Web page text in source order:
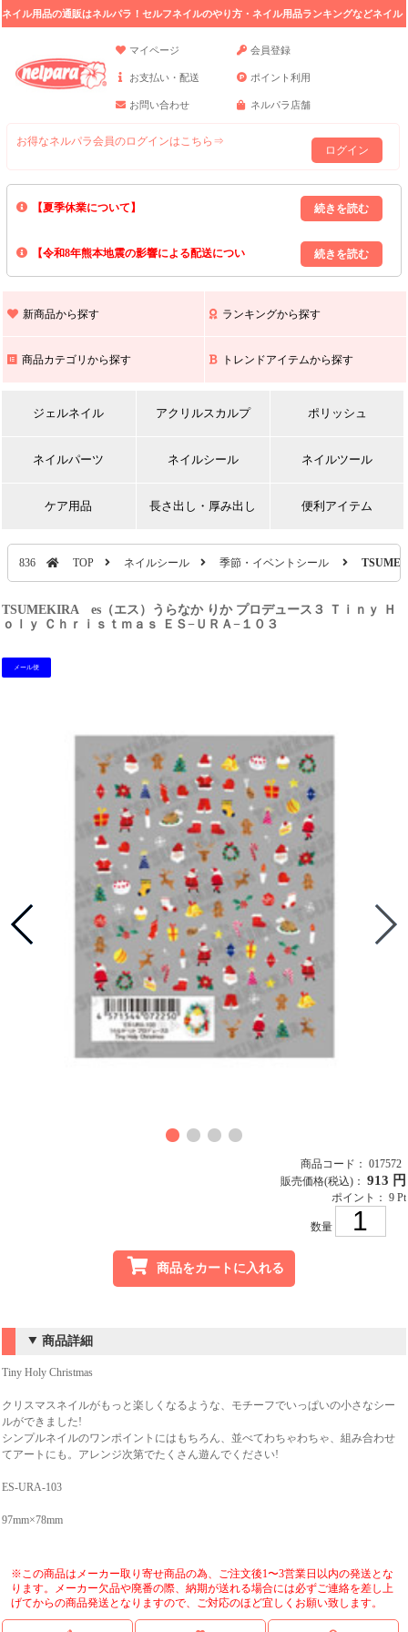
ネイル用品の通販はネルパラ！セルフネイルのやり方・ネイル用品ランキングなどネイル
マイページ
会員登録
お支払い・配送 ポイント利用
お問い合わせ ネルパラ店舗
お得なネルパラ会員のログインはこちら⇒
ログイン
【夏季休業について】
8/13(木)～8/16(日)の間｢出荷業務・お問い合わせ業務｣はお休みいたしま
上記期間中のご注文・お問い合わせは8/17(月)以降の対応となりますので
【令和8年熊本地震の影響による配送につい
また､ 九州全域でお荷物のお届けに遅延が生じております｡
新商品から探す ランキングから探す
商品カテゴリから探す トレンドアイテムから探す
ジェルネイル アクリルスカルプ ポリッシュ
ネイルパーツ ネイルシール ネイルツール
ケア用品 長さ出し・厚み出し 便利アイテム
836 TOP ネイルシール 季節・イベントシール
TSUMEKIRA es（エス）うらなか りか プロデュース３ Ｔｉｎｙ Ｈ
ｏｌｙ Ｃｈｒｉｓｔｍａｓ ＥＳ−ＵＲＡ−１０３
メール便
商品コード： 017572
販売価格(税込)： 913 円
ポイント： 9 Pt
数量
商品をカートに入れる
商品詳細
Tiny Holy Christmas
クリスマスネイルがもっと楽しくなるような、モチーフでいっぱいの小さなシー
ルができました!
シンプルネイルのワンポイントにはもちろん、並べてわちゃわちゃ、組み合わせ
てアートにも。アレンジ次第でたくさん遊んでください!
ES-URA-103
97mm×78mm
※この商品はメーカー取り寄せ商品の為、ご注文後1〜3営業日以内の発送とな
ります。メーカー欠品や廃番の際、納期が送れる場合には必ずご連絡を差し上
げてからの商品発送となりますので、ご対応のほど宜しくお願い致します。